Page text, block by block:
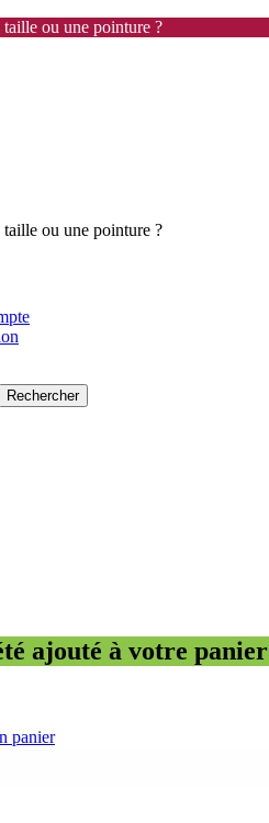
ou une pointure ?
ou une pointure ?
Rechercher
ajouté à votre panier
panier